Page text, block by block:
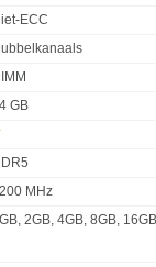
ECC
GB
MHz
2GB, 4GB, 8GB,